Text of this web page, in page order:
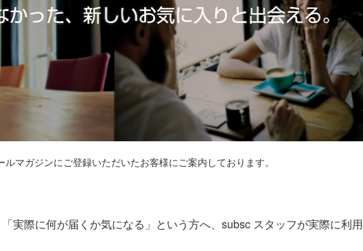
マガジンにご登録いただいたお客様にご案内しております。
「実際に何が届くか気になる」という方へ、subsc スタッフが実際に利用